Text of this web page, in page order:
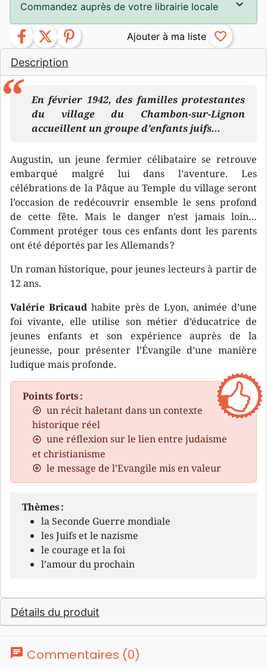
Description
En février 1942, des familles protestantes
du village du Chambon-sur-Lignon
accueillent un groupe d’enfants juifs…
Augustin, un jeune fermier célibataire se retrouve
embarqué malgré lui dans l’aventure. Les
célébrations de la Pâque au Temple du village seront
l’occasion de redécouvrir ensemble le sens profond
de cette fête. Mais le danger n’est jamais loin…
Comment protéger tous ces enfants dont les parents
ont été déportés par les Allemands ?
Un roman historique, pour jeunes lecteurs à partir de
12 ans.
Valérie Bricaudhabite près de Lyon, animée d’une
foi vivante, elle utilise son métier d’éducatrice de
jeunes enfants et son expérience auprès de la
jeunesse, pour présenter l’Évangile d’une manière
ludique mais profonde.
Points forts :
un récit haletant dans un contexte
historique réel
une réflexion sur le lien entre judaisme
et christianisme
le message de l’Evangile mis en valeur
Thèmes :
la Seconde Guerre mondiale
les Juifs et le nazisme
le courage et la foi
l’amour du prochain
Détails du produit
Commandez auprès de votre librairie locale
facebook twitter pinterest favorite_border
chat Commentaires (0)